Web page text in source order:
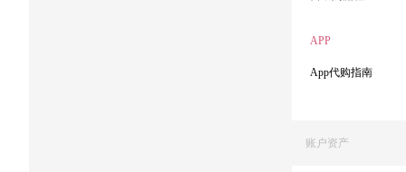
APP
App代购指南
账户资产